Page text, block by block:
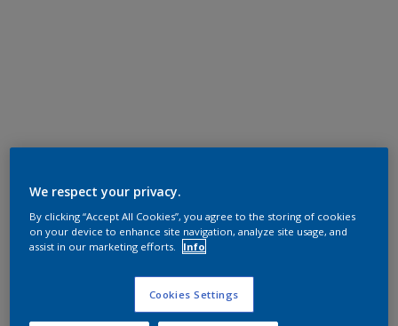
We respect your privacy.
By clicking “Accept All Cookies”, you agree to the storing of cookies
on your device to enhance site navigation, analyze site usage, and
assist in our marketing efforts.
Info
Cookies Settings